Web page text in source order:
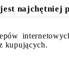
najchętniej
kupujących.